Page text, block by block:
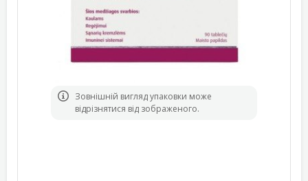
Зовнішній вигляд упаковки може
відрізнятися від зображеного.